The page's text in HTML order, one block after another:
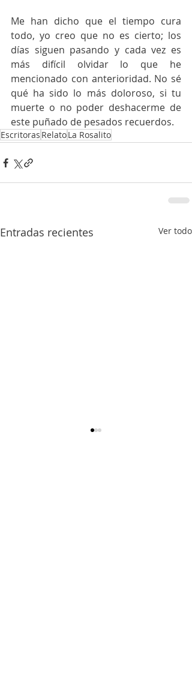
Me han dicho que el tiempo cura
todo, yo creo que no es cierto; los
días siguen pasando y cada vez es
más difícil olvidar lo que he
mencionado con anterioridad. No sé
qué ha sido lo más doloroso, si tu
muerte o no poder deshacerme de
este puñado de pesados recuerdos.
Escritoras RelatoLa Rosalito
Entradas recientes Ver todo